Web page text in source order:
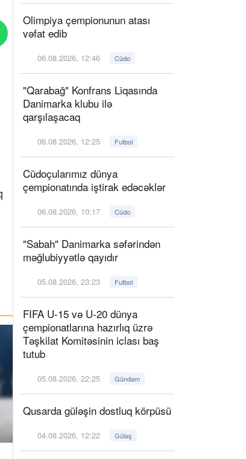
Olimpiya çempionunun atası
vəfat edib
06.08.2026, 12:46 Cüdo
"Qarabağ" Konfrans Liqasında
Danimarka klubu ilə
qarşılaşacaq
06.08.2026, 12:25 Futbol
Cüdoçularımız dünya
çempionatında iştirak edəcəklər
06.08.2026, 10:17 Cüdo
"Sabah" Danimarka səfərindən
məğlubiyyətlə qayıdır
05.08.2026, 23:23 Futbol
FIFA U-15 və U-20 dünya
çempionatlarına hazırlıq üzrə
Təşkilat Komitəsinin iclası baş
tutub
05.08.2026, 22:25 Gündəm
Qusarda güləşin dostluq körpüsü
04.08.2026, 12:22 Güləş